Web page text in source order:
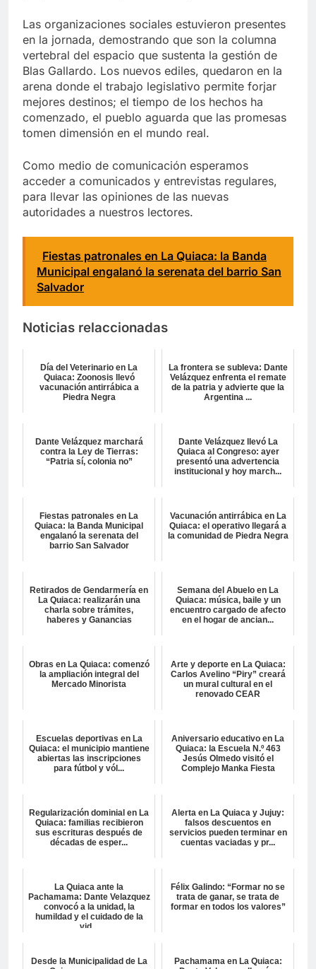
Las organizaciones sociales estuvieron presentes
en la jornada, demostrando que son la columna
vertebral del espacio que sustenta la gestión de
Blas Gallardo. Los nuevos ediles, quedaron en la
arena donde el trabajo legislativo permite forjar
mejores destinos; el tiempo de los hechos ha
comenzado, el pueblo aguarda que las promesas
tomen dimensión en el mundo real.
Como medio de comunicación esperamos
acceder a comunicados y entrevistas regulares,
para llevar las opiniones de las nuevas
autoridades a nuestros lectores.
Fiestas patronales en La Quiaca: la Banda
Municipal engalanó la serenata del barrio San
Salvador
Noticias relaccionadas
Día del Veterinario en La
Quiaca: Zoonosis llevó
vacunación antirrábica a
Piedra Negra
La frontera se subleva: Dante
Velázquez enfrenta el remate
de la patria y advierte que la
Argentina ...
Dante Velázquez marchará
contra la Ley de Tierras:
“Patria sí, colonia no”
Dante Velázquez llevó La
Quiaca al Congreso: ayer
presentó una advertencia
institucional y hoy march...
Fiestas patronales en La
Quiaca: la Banda Municipal
engalanó la serenata del
barrio San Salvador
Vacunación antirrábica en La
Quiaca: el operativo llegará a
la comunidad de Piedra Negra
Retirados de Gendarmería en
La Quiaca: realizarán una
charla sobre trámites,
haberes y Ganancias
Semana del Abuelo en La
Quiaca: música, baile y un
encuentro cargado de afecto
en el hogar de ancian...
Obras en La Quiaca: comenzó
la ampliación integral del
Mercado Minorista
Arte y deporte en La Quiaca:
Carlos Avelino “Piry” creará
un mural cultural en el
renovado CEAR
Escuelas deportivas en La
Quiaca: el municipio mantiene
abiertas las inscripciones
para fútbol y vól...
Aniversario educativo en La
Quiaca: la Escuela N.º 463
Jesús Olmedo visitó el
Complejo Manka Fiesta
Regularización dominial en La
Quiaca: familias recibieron
sus escrituras después de
décadas de esper...
Alerta en La Quiaca y Jujuy:
falsos descuentos en
servicios pueden terminar en
cuentas vaciadas y pr...
La Quiaca ante la
Pachamama: Dante Velazquez
convocó a la unidad, la
humildad y el cuidado de la
vid...
Félix Galindo: “Formar no se
trata de ganar, se trata de
formar en todos los valores”
Desde la Municipalidad de La
Pachamama en La Quiaca: